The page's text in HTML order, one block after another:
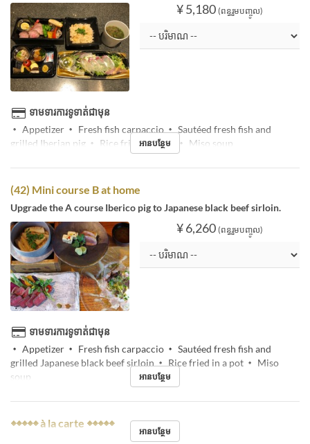
¥ 5,180 (ពន្ធរួមបញ្ចូល)
ទាមទារការទូទាត់ជាមុន
・ Appetizer ・ Fresh fish carpaccio ・ Sautéed fresh fish and
grilled Iberian pig ・ Rice fried in a pot ・ Miso soup
អានបន្ថែម
(42) Mini course B at home
Upgrade the A course Iberico pig to Japanese black beef sirloin.
¥ 6,260 (ពន្ធរួមបញ្ចូល)
ទាមទារការទូទាត់ជាមុន
・ Appetizer ・ Fresh fish carpaccio ・ Sautéed fresh fish and
grilled Japanese black beef sirloin ・ Rice fried in a pot ・ Miso
soup
អានបន្ថែម
◆◆◆◆◆ à la carte ◆◆◆◆◆
អានបន្ថែម